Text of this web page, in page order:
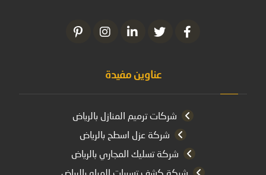
عناوين مفيدة
شركات ترميم المنازل بالرياض
شركة عزل اسطح بالرياض
شركة تسليك المجاري بالرياض
شركة كشف تسربات المياه بالرياض